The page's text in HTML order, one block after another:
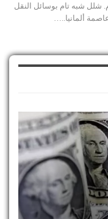
شلل شبه تام بوسائل النقل
ألمانيا..…